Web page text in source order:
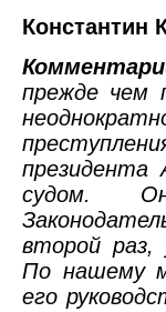
Константин
прежде чем
президента
судом.
второй раз,
По нашему
его